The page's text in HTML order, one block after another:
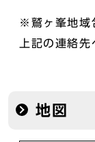
※鷲ヶ峯地域
上記の連絡
地図